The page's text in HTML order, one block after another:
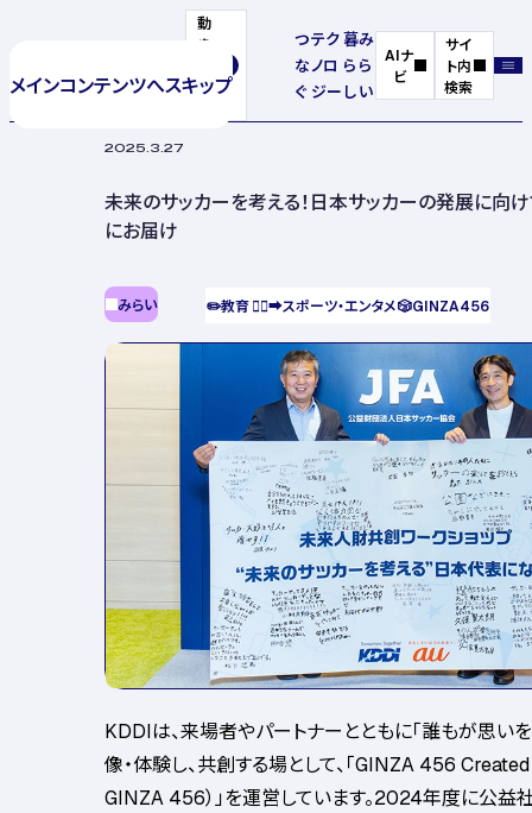
メインコンテンツへスキップ
動
き
停
つ
な
ぐ
テク
ノロ
ジー
暮
ら
し
み
ら
い
AIナ
ビ
サイ
ト内
検索
2025.3.27
未来のサッカーを考える！日本サッカーの発展に向け
にお届け
みらい ✏️教育🏃‍♂️‍➡️スポーツ・エンタメ🎲GINZA456
KDDIは、来場者やパートナーとともに「誰もが思い
像・体験し、共創する場として、「GINZA 456
GINZA 456）」を運営しています。2024年度に公益